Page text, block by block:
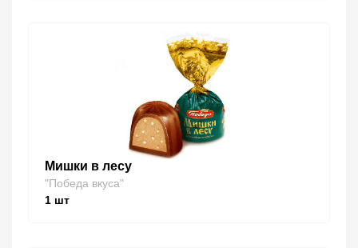
Мишки в лесу
"Победа вкуса"
1 шт